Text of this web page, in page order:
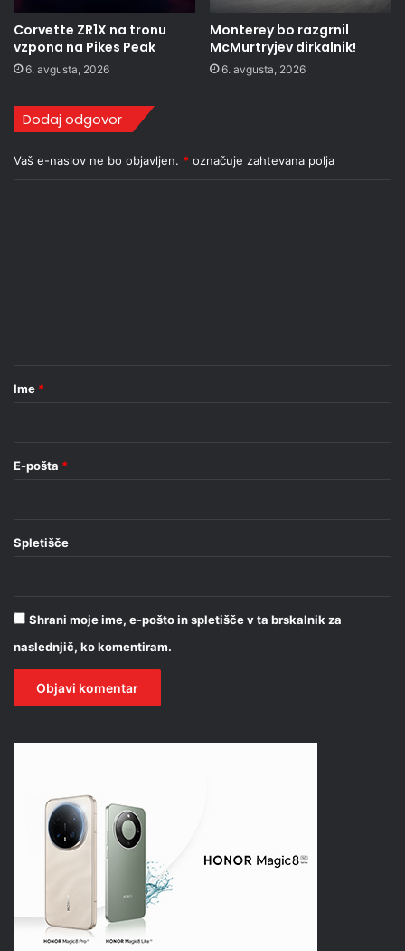
Corvette ZR1X na tronu
vzpona na Pikes Peak
6. avgusta, 2026
Monterey bo razgrnil
McMurtryjev dirkalnik!
6. avgusta, 2026
Dodaj odgovor
Vaš e-naslov ne bo objavljen. * označuje zahtevana polja
rIme *
E-pošta *
Spletišče
Shrani moje ime, e-pošto in spletišče v ta brskalnik za
naslednjič, ko komentiram.